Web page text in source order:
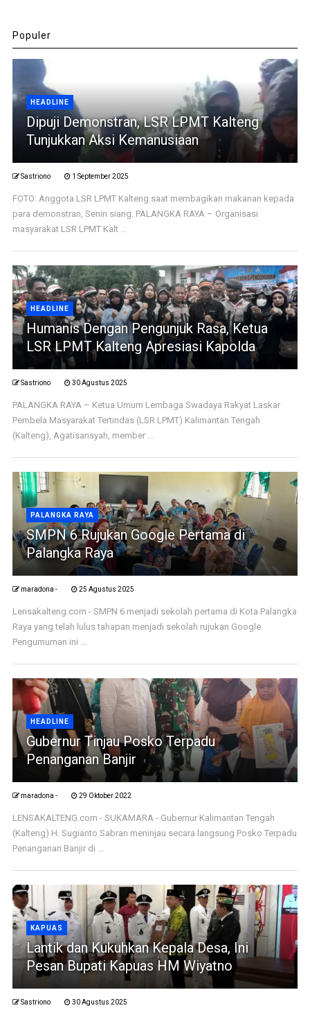
Populer
HEADLINE
Dipuji Demonstran, LSR LPMT Kalteng
Tunjukkan Aksi Kemanusiaan
Sastriono 1 September 2025
FOTO: Anggota LSR LPMT Kalteng saat membagikan makanan kepada
para demonstran, Senin siang. PALANGKA RAYA – Organisasi
masyarakat LSR LPMT Kalt ...
HEADLINE
Humanis Dengan Pengunjuk Rasa, Ketua
LSR LPMT Kalteng Apresiasi Kapolda
Sastriono 30 Agustus 2025
PALANGKA RAYA – Ketua Umum Lembaga Swadaya Rakyat Laskar
Pembela Masyarakat Tertindas (LSR LPMT) Kalimantan Tengah
(Kalteng), Agatisansyah, member ...
PALANGKA RAYA
SMPN 6 Rujukan Google Pertama di
Palangka Raya
maradona - 25 Agustus 2025
Lensakalteng.com - SMPN 6 menjadi sekolah pertama di Kota Palangka
Raya yang telah lulus tahapan menjadi sekolah rujukan Google.
Pengumuman ini ...
HEADLINE
Gubernur Tinjau Posko Terpadu
Penanganan Banjir
maradona - 29 Oktober 2022
LENSAKALTENG.com - SUKAMARA - Gubernur Kalimantan Tengah
(Kalteng) H. Sugianto Sabran meninjau secara langsung Posko Terpadu
Penanganan Banjir di ...
KAPUAS
Lantik dan Kukuhkan Kepala Desa, Ini
Pesan Bupati Kapuas HM Wiyatno
Sastriono 30 Agustus 2025